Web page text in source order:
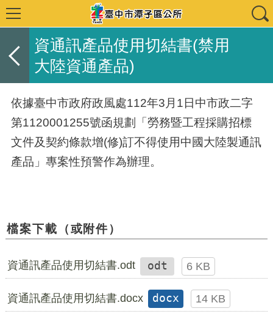
資通訊產品使用切結書(禁用
大陸資通產品)
依據臺中市政府政風處112年3月1日中市政二字
第1120001255號函規劃「勞務暨工程採購招標
文件及契約條款增(修)訂不得使用中國大陸製通訊
產品」專案性預警作為辦理。
檔案下載（或附件）
資通訊產品使用切結書.odt odt 6 KB
資通訊產品使用切結書.docx docx 14 KB